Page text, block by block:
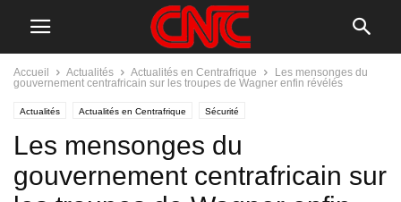
Accueil Actualités Actualités en Centrafrique
Les mensonges du
gouvernement centrafricain sur les troupes de Wagner enfin révélés
Actualités Actualités en Centrafrique Sécurité
Les mensonges du
gouvernement centrafricain sur